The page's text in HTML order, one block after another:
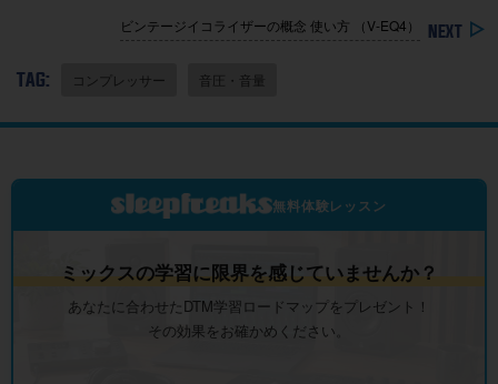
ビンテージイコライザーの概念 使い方 （V-EQ4）
TAG: コンプレッサー 音圧・音量
無料体験レッスン
ミックスの学習に限界を感じていませんか？
あなたに合わせたDTM学習ロードマップをプレゼント！
その効果をお確かめください。